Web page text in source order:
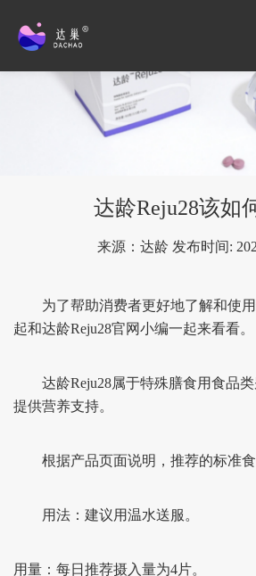
达龄Reju28该如
来源：达龄 发布时间:
为了帮助消费者更好地了解和使用
起和达龄Reju28官网小编一起来看看。
达龄Reju28属于特殊膳食用食品类
提供营养支持。
根据产品页面说明，推荐的标准食
用法：建议用温水送服。
用量：每日推荐摄入量为4片。